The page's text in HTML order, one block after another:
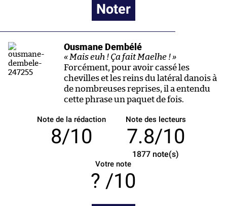
Noter
Ousmane Dembélé
« Mais euh ! Ça fait Maelhe ! »
Forcément, pour avoir cassé les
chevilles et les reins du latéral danois à
de nombreuses reprises, il a entendu
cette phrase un paquet de fois.
Note de la rédaction
8/10
Note des lecteurs
7.8/10
1877 note(s)
Votre note
/10